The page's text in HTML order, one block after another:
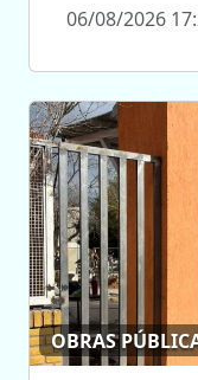
06/08/2026
OBRAS